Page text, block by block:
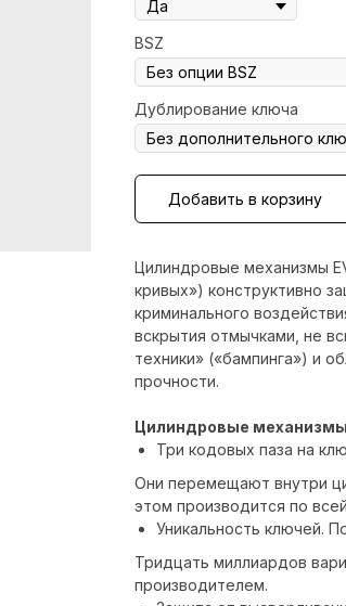
BSZ
Дублирование ключа
Добавить в корзину
Цилиндровые механизмы
кривых») конструктивно
криминального
вскрытия отмычками, не
техники» («бампинга») и
прочности.
Цилиндровые механизмы
Три кодовых паза на
Они перемещают внутри
этом производится по
Уникальность ключей.
Тридцать миллиардов
производителем.